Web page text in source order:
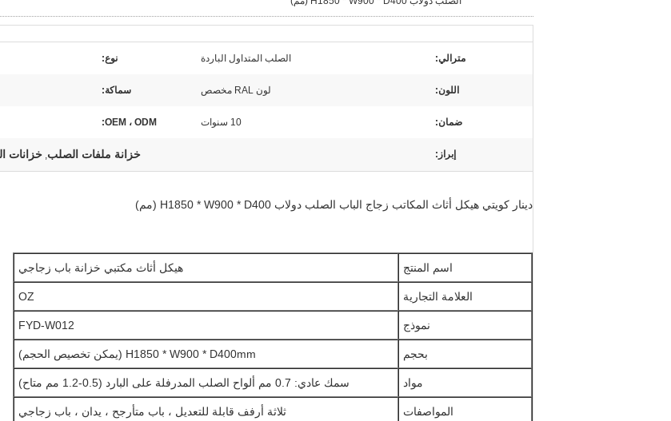
مترالي: الصلب المتداول الباردة نوع:
اللون: لون RAL مخصص سماكة:
ضمان: 10 سنوات OEM ، ODM:
إبراز: خزانة ملفات الصلب, خزانات
دينار كويتي هيكل أثاث المكاتب زجاج الباب الصلب دولاب H1850 * W900 * D400 (مم)
اسم المنتج هيكل أثاث مكتبي خزانة باب زجاجي
العلامة التجارية OZ
نموذج FYD-W012
بحجم H1850 * W900 * D400mm (يمكن تخصيص الحجم)
مواد سمك عادي: 0.7 مم ألواح الصلب المدرفلة على البارد (0.5-1.2 مم متاح)
المواصفات ثلاثة أرفف قابلة للتعديل ، باب متأرجح ، يدان ، باب زجاجي